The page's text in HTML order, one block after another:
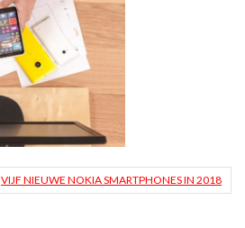
VIJF NIEUWE NOKIA SMARTPHONES IN 2018